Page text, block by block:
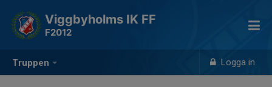
Truppen Logga in
Viggbyholms IK FF
F2012